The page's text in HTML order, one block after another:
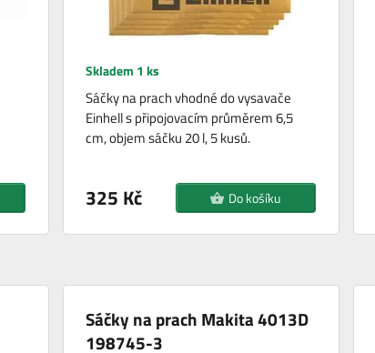
Skladem 1 ks
Sáčky na prach vhodné do vysavače
Einhell s připojovacím průměrem 6,5
cm, objem sáčku 20 l, 5 kusů.
325 Kč Do košíku
Sáčky na prach Makita 4013D
198745-3